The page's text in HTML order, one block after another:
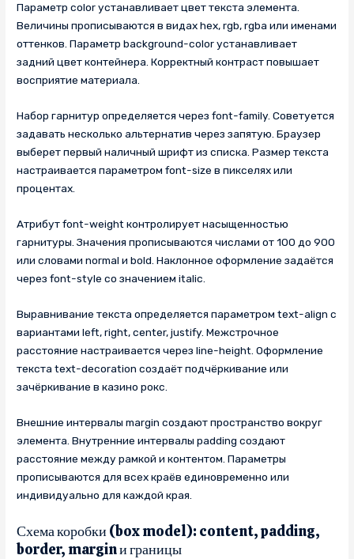
Параметр color устанавливает цвет текста элемента.
Величины прописываются в видах hex, rgb, rgba или именами
оттенков. Параметр background-color устанавливает
задний цвет контейнера. Корректный контраст повышает
восприятие материала.
Набор гарнитур определяется через font-family. Советуется
задавать несколько альтернатив через запятую. Браузер
выберет первый наличный шрифт из списка. Размер текста
настраивается параметром font-size в пикселях или
процентах.
Атрибут font-weight контролирует насыщенностью
гарнитуры. Значения прописываются числами от 100 до 900
или словами normal и bold. Наклонное оформление задаётся
через font-style со значением italic.
Выравнивание текста определяется параметром text-align с
вариантами left, right, center, justify. Межстрочное
расстояние настраивается через line-height. Оформление
текста text-decoration создаёт подчёркивание или
зачёркивание в казино рокс.
Внешние интервалы margin создают пространство вокруг
элемента. Внутренние интервалы padding создают
расстояние между рамкой и контентом. Параметры
прописываются для всех краёв единовременно или
индивидуально для каждой края.
Схема коробки (box model): content, padding,
border, margin и границы